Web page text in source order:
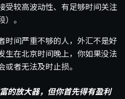
受较高波动性、有足够时间关注
。
时间严重不够的人，外汇不是好
生在北京时间晚上，你如果没法
者无法及时止损。
的放大器，但你首先得有盈利